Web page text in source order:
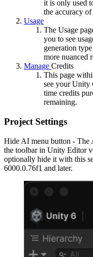
it is only used
the accuracy
Usage
The Usage
you to see
generation
more nuanced
Manage Credits
This page
see your Unity
time credits
remaining.
Project Settings
Hide AI menu button - The
the toolbar in Unity Editor
optionally hide it with this
6000.0.76f1 and later.